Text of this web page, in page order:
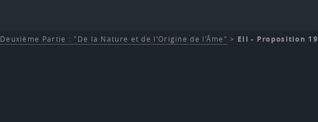
Deuxième Partie : "De la Nature et de l’Origine de l’Âme" > EII - Proposition 19